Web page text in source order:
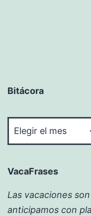
Bitácora
VacaFrases
Las vacaciones
anticipamos con